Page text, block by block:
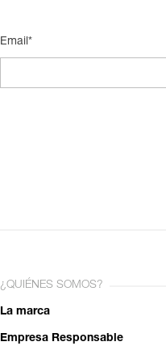
Email*
¿QUIÉNES SOMOS?
La marca
Empresa Responsable